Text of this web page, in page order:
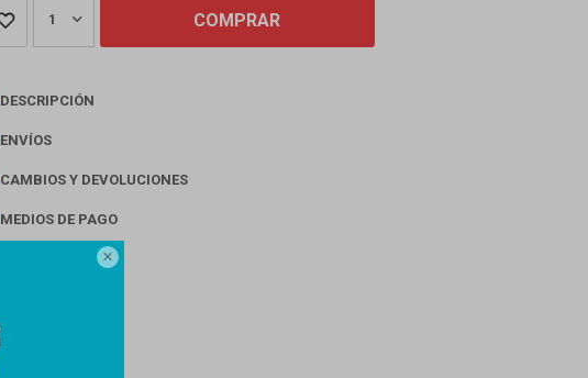

1 COMPRAR
DESCRIPCIÓN
ENVÍOS
CAMBIOS Y DEVOLUCIONES
MEDIOS DE PAGO